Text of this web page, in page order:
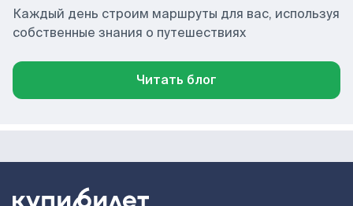
Каждый день строим маршруты для вас, используя
собственные знания о путешествиях
Читать блог